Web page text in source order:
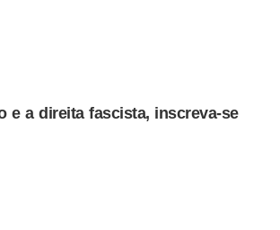
e a direita fascista, inscreva-se